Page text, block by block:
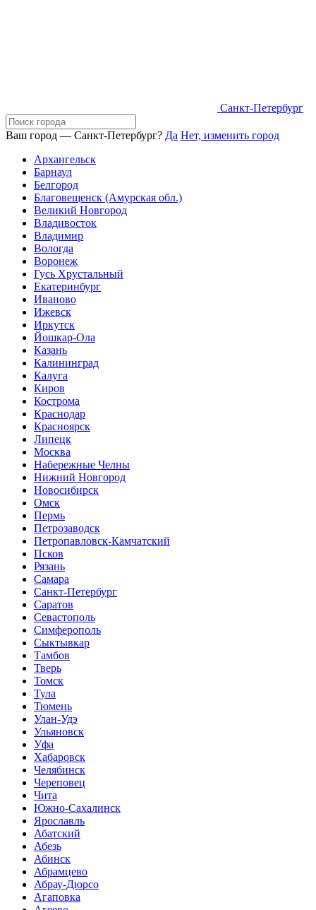
Санкт-Петербург
Ваш город — Санкт-Петербург? Да Нет, изменить город
Архангельск
Барнаул
Белгород
Благовещенск (Амурская обл.)
Великий Новгород
Владивосток
Владимир
Вологда
Воронеж
Гусь Хрустальный
Екатеринбург
Иваново
Ижевск
Иркутск
Йошкар-Ола
Казань
Калининград
Калуга
Киров
Кострома
Краснодар
Красноярск
Липецк
Москва
Набережные Челны
Нижний Новгород
Новосибирск
Омск
Пермь
Петрозаводск
Петропавловск-Камчатский
Псков
Рязань
Самара
Санкт-Петербург
Саратов
Севастополь
Симферополь
Сыктывкар
Тамбов
Тверь
Томск
Тула
Тюмень
Улан-Удэ
Ульяновск
Уфа
Хабаровск
Челябинск
Череповец
Чита
Южно-Сахалинск
Ярославль
Абатский
Абезь
Абинск
Абрамцево
Абрау-Дюрсо
Агаповка